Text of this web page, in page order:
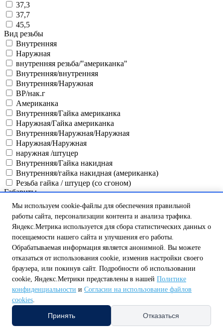
37,3
37,7
45,5
Вид резьбы
Внутренняя
Наружная
внутренняя резьба/"американка"
Внутренняя/внутренняя
Внутренняя/Наружная
ВР/нак.г
Американка
Внутренняя/Гайка американка
Наружная/Гайка американка
Внутренняя/Наружная/Наружная
Наружная/Наружная
наружная /штуцер
Внутренняя/Гайка накидная
Внутренняя/гайка накидная (американка)
Резьба гайка / штуцер (со сгоном)
Габариты
2,7х6,5х5
11,3х11,3х1,5
13,3х13,3х1,7
14,3х14,3х1,7
15,8х15,8х1,7
17,7х17,7х1,9
21,3х21,3х2,3
25х120х57
25х56х60
25х117х54
25х56х51
25х111х57
Мы используем cookie-файлы для обеспечения правильной
работы сайта, персонализации контента и анализа трафика.
Яндекс.Метрика используется для сбора статистических данных о
посещаемости нашего сайта и улучшения его работы.
Обрабатываемая информация является анонимной. Вы можете
отказаться от использования cookie, изменив настройки своего
браузера, или покинув сайт. Подробности об использовании
cookie, Яндекс.Метрики представлены в нашей Политике
конфиденциальности и Согласии на использование файлов
cookies.
Принять Отказаться